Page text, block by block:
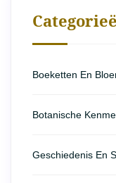
Boeketten En
Botanische
Geschiedenis En